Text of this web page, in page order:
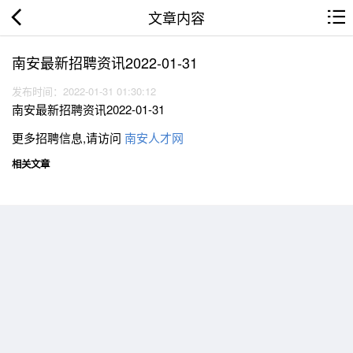
文章内容
南安最新招聘资讯2022-01-31
发布时间：2022-01-31 01:30:12
南安最新招聘资讯2022-01-31
更多招聘信息,请访问 南安人才网
相关文章